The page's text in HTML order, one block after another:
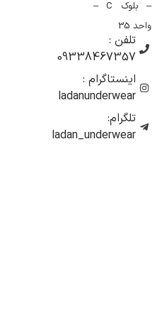
– بلوک C –
واحد 35
تلفن :
09338467357
اینستاگرام :
ladanunderwear
تلگرام:
ladan_underwear